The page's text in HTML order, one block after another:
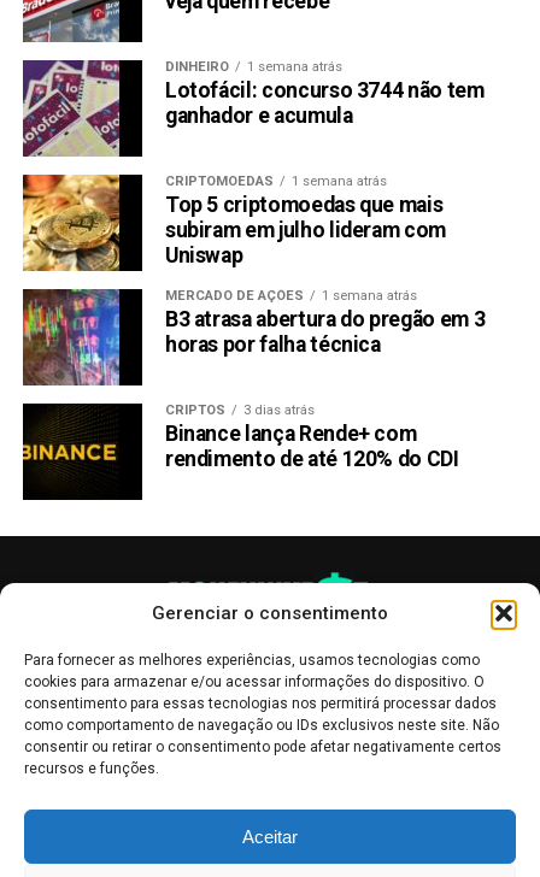
Gerenciar o consentimento
Para fornecer as melhores experiências, usamos tecnologias como
cookies para armazenar e/ou acessar informações do dispositivo. O
consentimento para essas tecnologias nos permitirá processar dados
como comportamento de navegação ou IDs exclusivos neste site. Não
consentir ou retirar o consentimento pode afetar negativamente certos
recursos e funções.
Aceitar
DINHEIRO 1 semana atrás
Lotofácil: concurso 3744 não tem
ganhador e acumula
CRIPTOMOEDAS 1 semana atrás
Top 5 criptomoedas que mais
subiram em julho lideram com
Uniswap
MERCADO DE AÇÕES 1 semana atrás
B3 atrasa abertura do pregão em 3
horas por falha técnica
CRIPTOS 3 dias atrás
Binance lança Rende+ com
rendimento de até 120% do CDI
informativo, servindo como boletins de divulgação, e não devem ser
interpretadas como recomendações de investimento.Leia mais